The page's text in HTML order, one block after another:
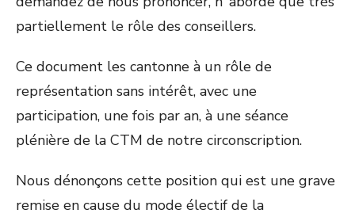
partiellement le rôle des conseillers.
Ce document les cantonne à un rôle de
représentation sans intérêt, avec une
participation, une fois par an, à une séance
plénière de la CTM de notre circonscription.
Nous dénonçons cette position qui est une grave
remise en cause du mode électif de la